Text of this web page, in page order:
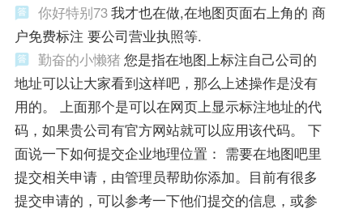
你好特别73我才也在做,在地图页面右上角的 商
户免费标注 要公司营业执照等.
勤奋的小懒猪您是指在地图上标注自己公司的
地址可以让大家看到这样吧，那么上述操作是没有
用的。 上面那个是可以在网页上显示标注地址的代
码，如果贵公司有官方网站就可以应用该代码。 下
面说一下如何提交企业地理位置： 需要在地图吧里
提交相关申请，由管理员帮助你添加。目前有很多
提交申请的，可以参考一下他们提交的信息，或参